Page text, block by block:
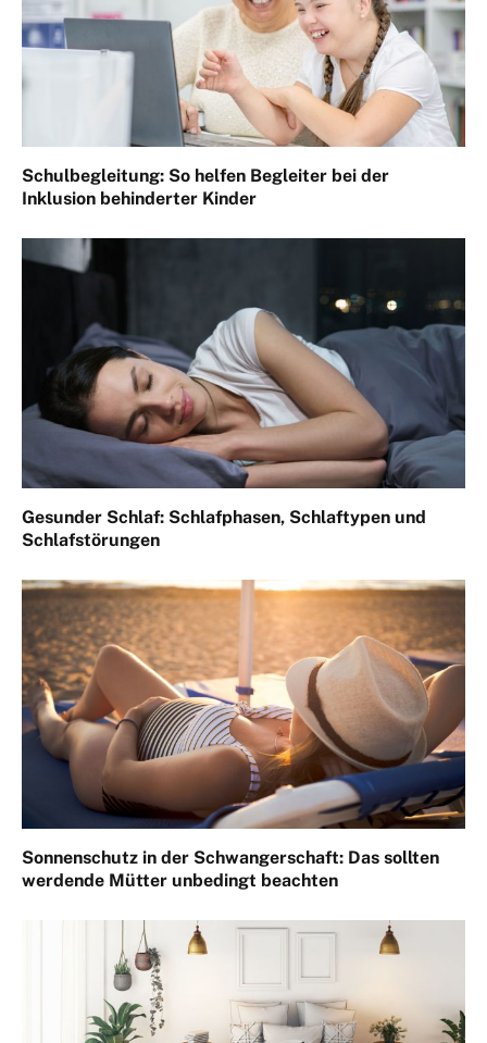
Schulbegleitung: So helfen Begleiter bei der
Inklusion behinderter Kinder
Gesunder Schlaf: Schlafphasen, Schlaftypen und
Schlafstörungen
Sonnenschutz in der Schwangerschaft: Das sollten
werdende Mütter unbedingt beachten